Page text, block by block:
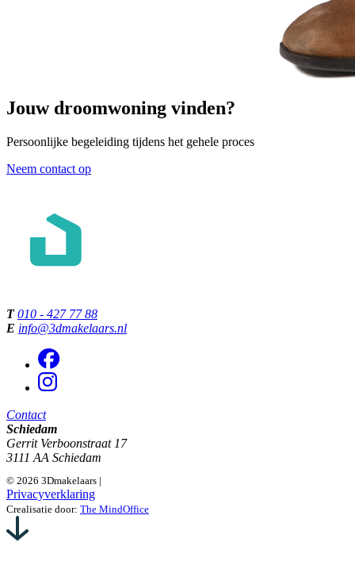
Jouw droomwoning vinden?
Persoonlijke begeleiding tijdens het gehele proces
Neem contact op
T 010 - 427 77 88
E info@3dmakelaars.nl
Contact
Schiedam
Gerrit Verboonstraat 17
3111 AA Schiedam
© 2026 3Dmakelaars |
Privacyverklaring
Crealisatie door: The MindOffice